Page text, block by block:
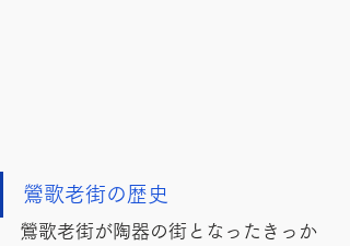
鶯歌老街の歴史
鶯歌老街が陶器の街となったきっか